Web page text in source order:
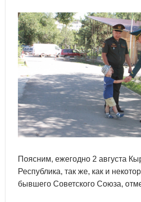
Поясним, ежегодно 2 августа
Республика, так же, как и
бывшего Советского Союза,